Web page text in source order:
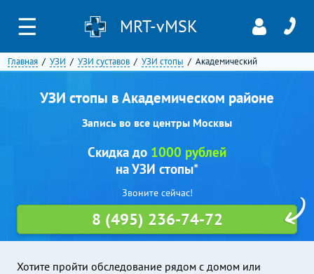
☰ MRT-vMSK
Главная УЗИ УЗИ суставов УЗИ стопы Академический
УЗИ стопы в Академическом районе
Запись во все центры Москвы
Хотите пройти обследование рядом с домом или
Скидка до 1000 рублей
на УЗИ стопы*
Звоните сейчас!
8 (495) 236-74-72